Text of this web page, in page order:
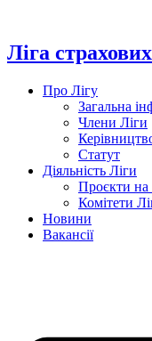
вмісту
Ліга
Про Лігу
Загальна
Члени Ліги
Статут
Діяльність Ліги
Проєкти на
Комітети
Новини
Вакансії